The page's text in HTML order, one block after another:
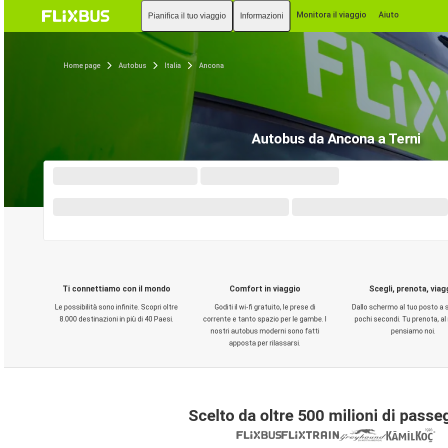
Pianifica il tuo viaggio Informazioni Monitora il viaggio Aiuto
Home page Autobus Italia Ancona
Autobus da Ancona a Terni
Ti connettiamo con il mondo
Le possibilità sono infinite. Scopri oltre
8.000 destinazioni in più di 40 Paesi.
Comfort in viaggio
Goditi il wi-fi gratuito, le prese di
corrente e tanto spazio per le gambe. I
nostri autobus moderni sono fatti
apposta per rilassarsi.
Scegli, prenota,
Dallo schermo al tuo posto a
pochi secondi. Tu prenota,
pensiamo noi.
Scelto da oltre 500 milioni di